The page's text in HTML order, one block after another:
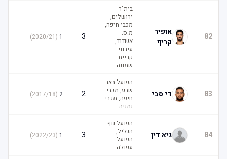
82
אופיר
קריף
בית"ר
ירושלים,
מכבי חיפה,
מ.ס.
אשדוד,
עירוני
קריית
שמונה
2020/21
)
83 די סבי
הפועל באר
שבע, מכבי
חיפה, מכבי
נתניה
(
2017/18
)
84 גיא דין
הפועל נוף
הגליל,
הפועל
עפולה
2022/23
)